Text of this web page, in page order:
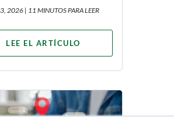
2026 | 11 MINUTOS PARA LEER
LEE EL ARTÍCULO